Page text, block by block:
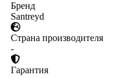
Бренд
Santreyd
Страна производителя
-
Гарантия